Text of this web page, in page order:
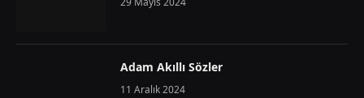
Adam Akıllı Sözler
11 Aralık 2024